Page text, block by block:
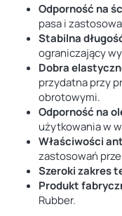
Odporność na
pasa i
Stabilna
ograniczający
Dobra
przydatna przy
obrotowymi.
Odporność na
użytkowania w
Właściwości
zastosowań
Szeroki zakres
Produkt
Rubber.